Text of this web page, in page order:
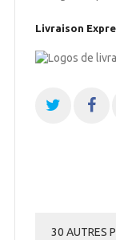
Livraison
30 AUTRES